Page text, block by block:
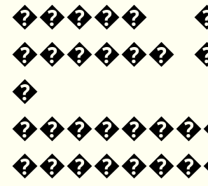
�����
������
�